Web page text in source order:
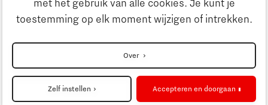
met het gebruik van alle cookies. Je kunt je
toestemming op elk moment wijzigen of intrekken.
Over
Zelf instellen Accepteren en doorgaan
Strategie & Organisatie
Privacyverklaring
Cookieinstellingen